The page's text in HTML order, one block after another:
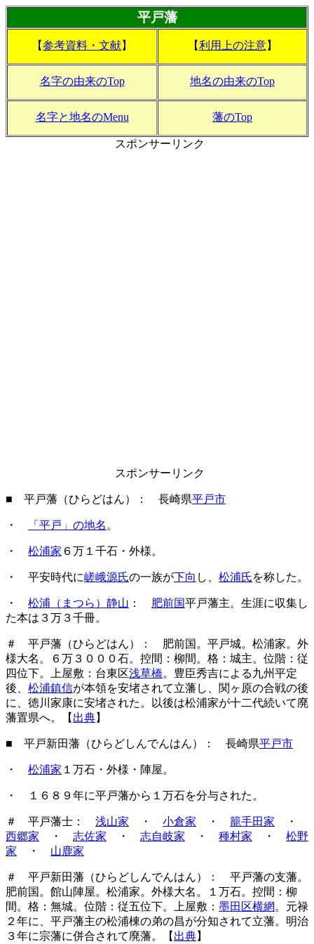
平戸藩
【参考資料・文献】 【利用上の注意】
名字の由来のTop 地名の由来のTop
名字と地名のMenu 藩のTop
スポンサーリンク
スポンサーリンク
■ 平戸藩（ひらどはん）： 長崎県平戸市
・ 「平戸」の地名 。
・ 松浦家 ６万１千石・外様。
・ 平安時代に嵯峨源氏の一族が下向 し、 松浦氏を称した。
・ 松浦（まつら）静山 ： 肥前国平戸藩主。生涯に収集し
た本は３万３千冊。
＃ 平戸藩（ひらどはん）： 肥前国。平戸城。松浦家。外
様大名。６万３０００石。控間：柳間。格：城主。位階：従
四位下。上屋敷：台東区浅草橋。豊臣秀吉による九州平定
後、 松浦鎮信が本領を安堵されて立藩し、関ヶ原の合戦の後
に、徳川家康に安堵された。以後は松浦家が十二代続いて廃
藩置県へ。【 出典】
■ 平戸新田藩（ひらどしんでんはん）： 長崎県平戸市
・ 松浦家 １万石・外様・陣屋。
・ １６８９年に平戸藩から１万石を分与された。
＃ 平戸藩士： 浅山家 ・ 小倉家 ・ 籠手田家 ・
西郷家 ・ 志佐家 ・ 志自岐家 ・ 種村家 ・ 松野
家 ・ 山鹿家
＃ 平戸新田藩（ひらどしんでんはん）： 平戸藩の支藩。
肥前国。館山陣屋。松浦家。外様大名。１万石。控間：柳
間。格：無城。位階：従五位下。上屋敷： 墨田区横網 。元禄
２年に、平戸藩主の松浦棟の弟の昌が分知されて立藩。明治
３年に宗藩に併合されて廃藩。【 出典】